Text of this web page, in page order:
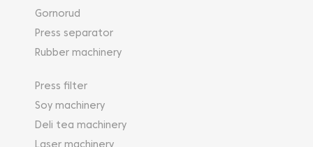
Gornorud
Press separator
Rubber machinery
Press filter
Soy machinery
Deli tea machinery
Laser machinery